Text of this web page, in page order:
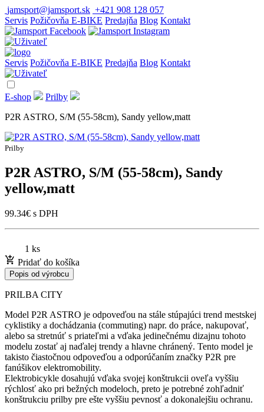
jamsport@jamsport.sk +421 908 128 057
Servis Požičovňa E-BIKE Predajňa Blog Kontakt
Servis Požičovňa E-BIKE Predajňa Blog Kontakt
E-shop
Prilby
P2R ASTRO, S/M (55-58cm), Sandy yellow,matt
Prilby
P2R ASTRO, S/M (55-58cm), Sandy
yellow,matt
99.34€ s DPH
1 ks
Pridať do košíka
Popis od výrobcu
PRILBA CITY
Model P2R ASTRO je odpoveďou na stále stúpajúci trend mestskej
cyklistiky a dochádzania (commuting) napr. do práce, nakupovať,
alebo sa stretnúť s priateľmi a vďaka jedinečnému dizajnu tohoto
modelu zostať aj naďalej trendy a hlavne chránený. Tento model je
takisto čiastočnou odpoveďou a odporúčaním značky P2R pre
fanúšikov elektromobility.
Elektrobicykle dosahujú vďaka svojej konštrukcii oveľa vyššiu
rýchlosť ako pri bežných modeloch, preto je potrebné zohľadniť
konštrukciu prilby pre ešte vyššiu pevnosť a dokonalejšiu ochranu.